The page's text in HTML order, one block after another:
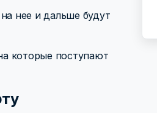
нее и дальше будут
которые поступают